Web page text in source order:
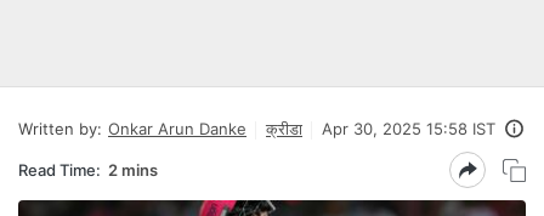
Written by: Onkar Arun Danke क्रीडा Apr 30, 2025 15:58 IST
Read Time: 2 mins